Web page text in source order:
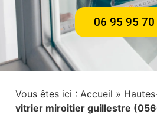
06 95 95 70
Vous êtes ici : Accueil »
vitrier miroitier guillestre